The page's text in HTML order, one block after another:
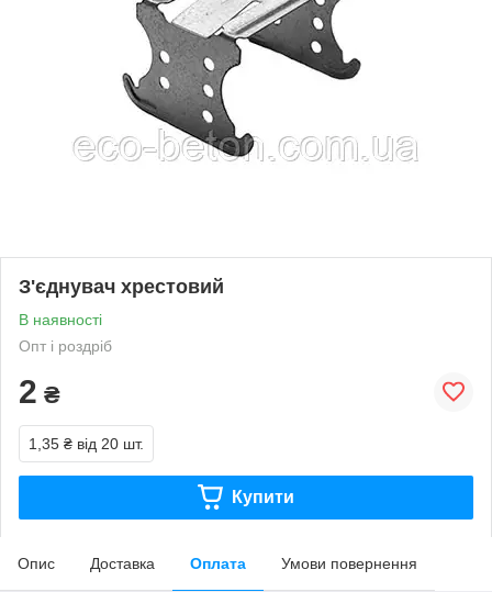
З'єднувач хрестовий
В наявності
Опт і роздріб
2 ₴
1,35 ₴ від 20 шт.
Купити
Опис Доставка Оплата Умови повернення